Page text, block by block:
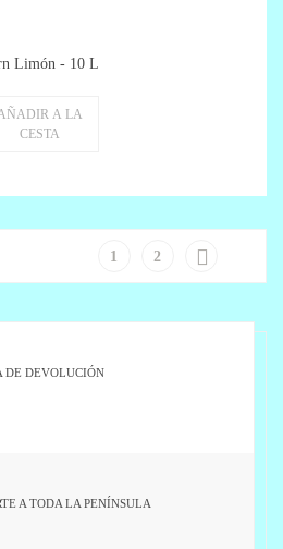
Limón - 10 L
A LA
CESTA
1 2 
DE DEVOLUCIÓN
A TODA LA PENÍNSULA